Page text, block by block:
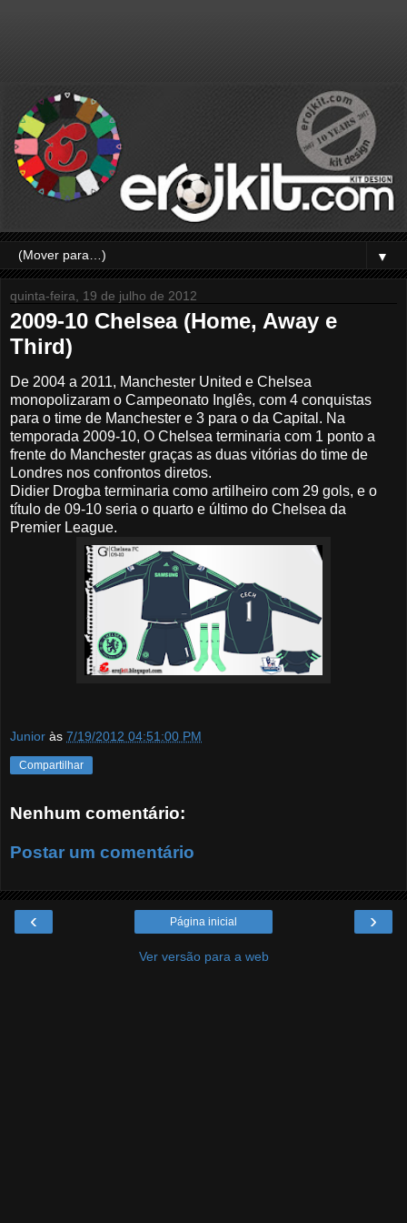
▼
quinta-feira, 19 de julho de 2012
2009-10 Chelsea (Home, Away e
Third)
De 2004 a 2011, Manchester United e Chelsea
monopolizaram o Campeonato Inglês, com 4 conquistas
para o time de Manchester e 3 para o da Capital. Na
temporada 2009-10, O Chelsea terminaria com 1 ponto a
frente do Manchester graças as duas vitórias do time de
Londres nos confrontos diretos.
Didier Drogba terminaria como artilheiro com 29 gols, e o
título de 09-10 seria o quarto e último do Chelsea da
Premier League.
Junior às 7/19/2012 04:51:00 PM
Compartilhar
Nenhum comentário:
Postar um comentário
‹ ›
Página inicial
Ver versão para a web